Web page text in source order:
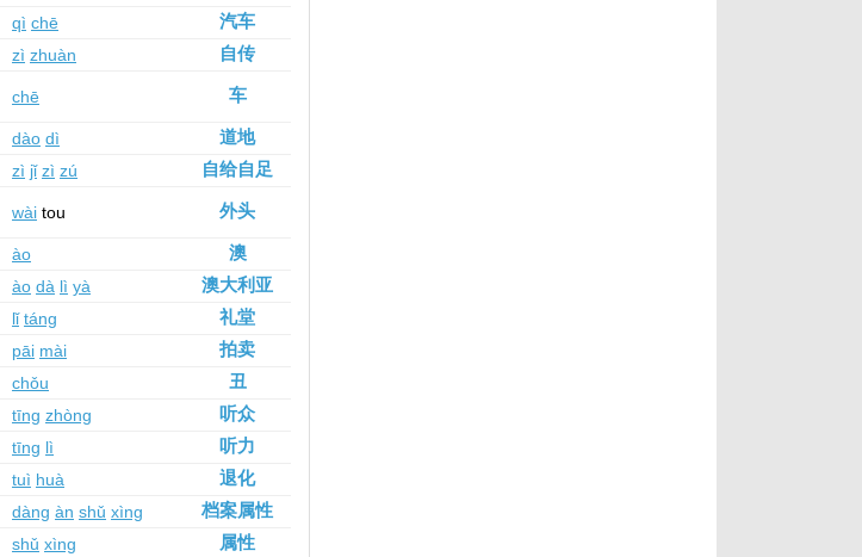
qì chē 汽车
zì zhuàn 自传
chē 车
dào dì 道地
zì jǐ zì zú 自给自足
wài tou 外头
ào 澳
ào dà lì yà 澳大利亚
lǐ táng 礼堂
pāi mài 拍卖
chǒu 丑
tīng zhòng 听众
tīng lì 听力
tuì huà 退化
dàng àn shǔ xìng 档案属性
shǔ xìng 属性